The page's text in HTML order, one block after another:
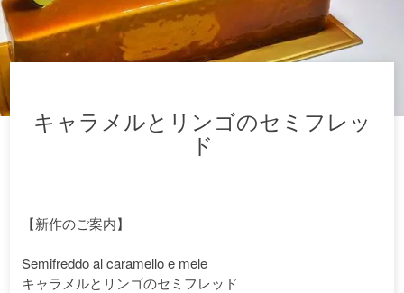
キャラメルとリンゴのセミフレッ
ド
【新作のご案内】
Semifreddo al caramello e mele
キャラメルとリンゴのセミフレッド